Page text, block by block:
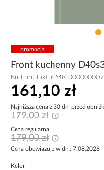
promocja
Front kuchenny
Kod produktu: MR-
161,10 zł
Najniższa cena z 30 dni przed
179,00 zł
Cena regularna
179,00 zł
Cena obowiązuje w dn.: 7.08.2026
Kolor